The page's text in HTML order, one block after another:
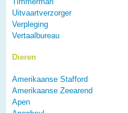
Uitvaartverzorger
Verpleging
Vertaalbureau
Dieren
Amerikaanse Stafford
Amerikaanse Zeearend
Apen